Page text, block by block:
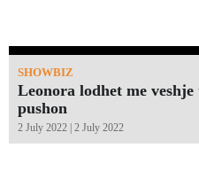
SHOWBIZ
Leonora lodhet me
pushon
2 July 2022 | 2 July 2022